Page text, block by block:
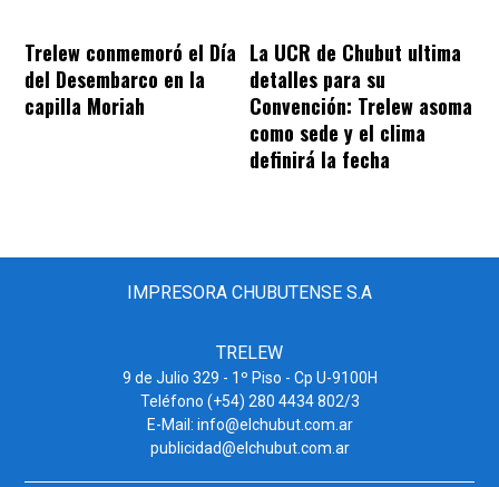
Trelew conmemoró el Día
del Desembarco en la
capilla Moriah
La UCR de Chubut ultima
detalles para su
Convención: Trelew asoma
como sede y el clima
definirá la fecha
IMPRESORA CHUBUTENSE S.A
TRELEW
9 de Julio 329 - 1º Piso - Cp U-9100H
Teléfono (+54) 280 4434 802/3
E-Mail: info@elchubut.com.ar
publicidad@elchubut.com.ar